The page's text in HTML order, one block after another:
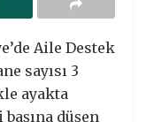
Aile Destek
sayısı 3
ayakta
düşen